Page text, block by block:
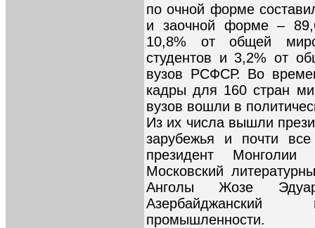
по очной форме
и заочной форме –
10,8% от общей
студентов и 3,2% от
вузов РСФСР. Во
кадры для 160 стран
вузов вошли в
Из их числа вышли
зарубежья и почти
президент
Московский
Анголы Жозе
Азербайджанский
промышленности.